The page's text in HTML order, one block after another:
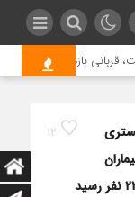
قربانی بازدید بیشتر
12